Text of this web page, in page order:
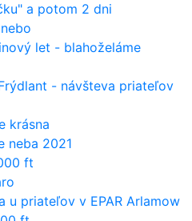
a potom 2 dni
let - blahoželáme
- návšteva priateľov
krásna
neba 2021
ft
u priateľov v EPAR Arlamow